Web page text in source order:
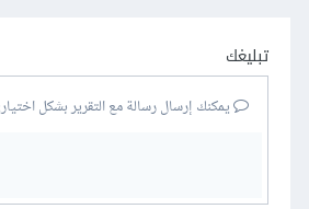
تبليغك
يمكنك إرسال رسالة مع التقرير بشكل